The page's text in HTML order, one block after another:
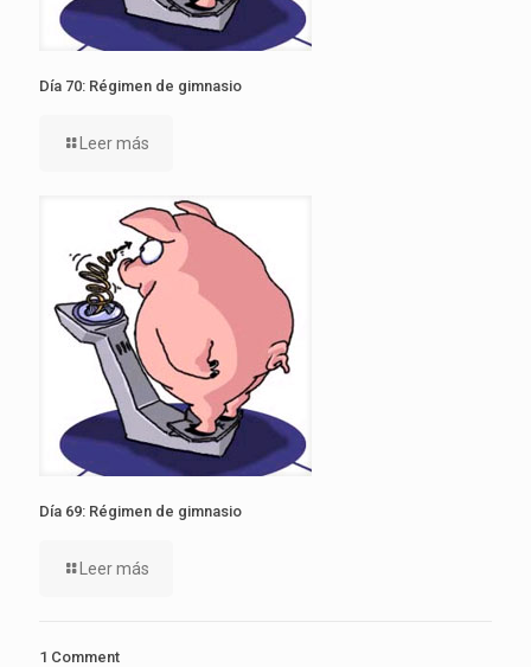
Día 70: Régimen de gimnasio
Leer más
Día 69: Régimen de gimnasio
Leer más
1 Comment